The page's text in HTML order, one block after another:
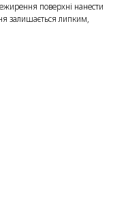
поверхні нанести
залишається липким,